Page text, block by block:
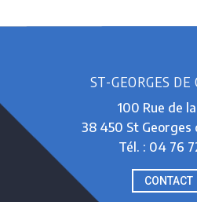
ST-GEORGES DE
100 Rue de
38 450 St Georges
Tél. : 04 76
CONTACT